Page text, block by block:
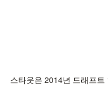
스타웃은 2014년 드래프